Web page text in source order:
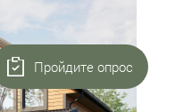
Пройдите опрос